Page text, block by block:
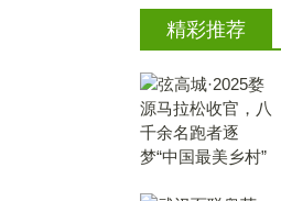
精彩推荐